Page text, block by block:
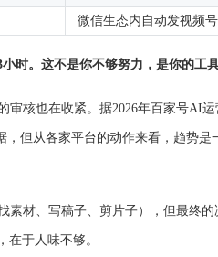
微信生态内自动发视频号
时。这不是你不够努力，是你的工具
审核也在收紧。据2026年百家号AI
，但从各家平台的动作来看，趋势
素材、写稿子、剪片子），但最终
于人味不够。